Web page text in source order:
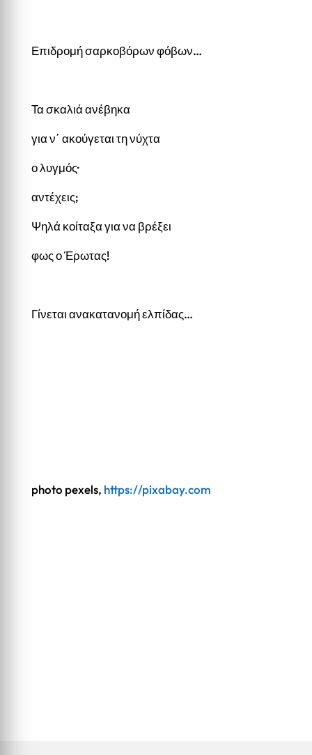
Επιδρομή σαρκοβόρων φόβων…
Τα σκαλιά ανέβηκα
για ν΄ ακούγεται τη νύχτα
ο λυγμός·
αντέχεις;
Ψηλά κοίταξα για να βρέξει
φως ο Έρωτας!
Γίνεται ανακατανομή ελπίδας…
photo pexels, https://pixabay.com